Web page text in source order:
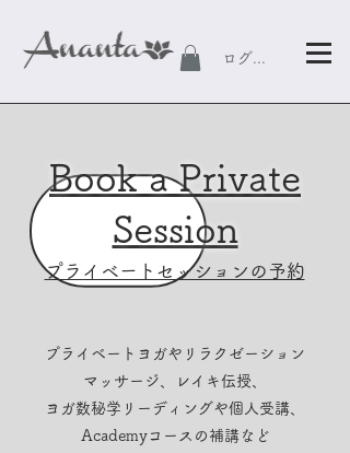
ログイン
​Book a Private
Session
プライベートセッションの予約
プライベートヨガやリラクゼーション
マッサージ、レイキ伝授、
ヨガ数秘学リーディングや個人受講、
Academyコースの補講など